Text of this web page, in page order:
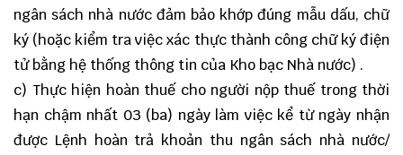
ngân sách nhà nước đảm bảo khớp đúng mẫu dấu, chữ
ký (hoặc kiểm tra việc xác thực thành công chữ ký điện
tử bằng hệ thống thông tin của Kho bạc Nhà nước) .
c) Thực hiện hoàn thuế cho người nộp thuế trong thời
hạn chậm nhất 03 (ba) ngày làm việc kể từ ngày nhận
được Lệnh hoàn trả khoản thu ngân sách nhà nước/